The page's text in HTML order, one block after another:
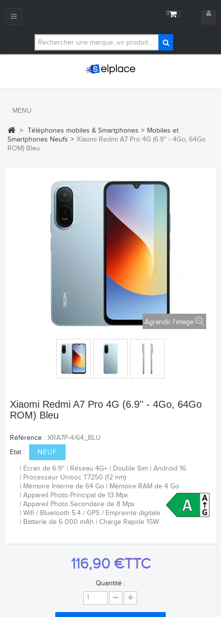
0
Navigation
MENU
> Téléphones mobiles & Smartphones > Mobiles et
Smartphones Neufs > Xiaomi Redmi A7 Pro 4G (6.9'' - 4Go, 64Go
ROM) Bleu
Agrandir l'image
Xiaomi Redmi A7 Pro 4G (6.9'' - 4Go, 64Go
ROM) Bleu
Référence : XRA7P-4/64_BLU
Etat :
NEUF
Ecran de 6.9'' Réseau 4G+ Double Sim
Android 16
Processeur Unisoc T7250 (12 nm)
Mémoire Interne de 64 Go
Mémoire RAM de 4 Go
Appareil Photo Principal de 13 Mpx
Appareil Photo Secondaire de 8 Mpx
Wifi / Bluetooth 5.4 / GPS / Empreinte digitale
Batterie de 6 000 mAh Charge Rapide 15W
116,90 €TTC
Quantité :